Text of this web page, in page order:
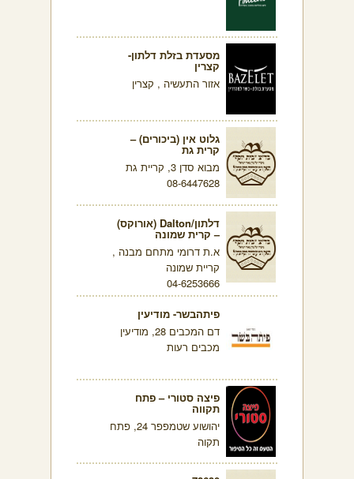
מסעדת בזלת דלתון-
קצרין
אזור התעשיה , קצרין
גלוט אין (ביכורים) –
קרית גת
מבוא סדן 3, קריית גת
08-6447628
דלתון/Dalton (אורוקס)
– קרית שמונה
א.ת דרומי מתחם מבנה ,
קריית שמונה
04-6253666
פיתהבשר- מודיעין
דם המכבים 28, מודיעין
מכבים רעות
פיצה סטורי – פתח
תקווה
יהושוע שטמפפר 24, פתח
תקוה